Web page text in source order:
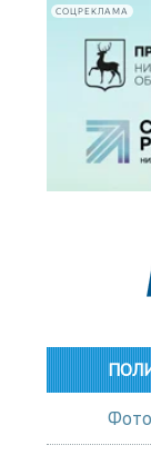
СОЦРЕКЛАМА